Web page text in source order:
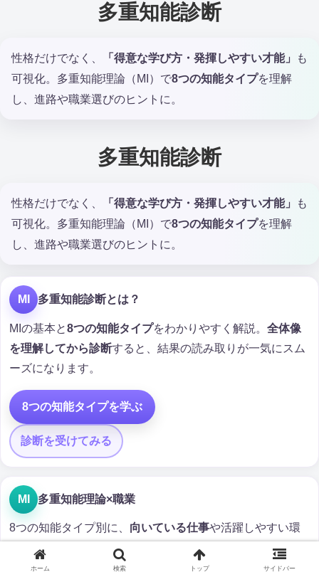
多重知能診断
性格だけでなく、 「得意な学び方・発揮しやすい才能」
も
可視化。多重知能理論（MI）で8つの知能タイプを理解
し、進路や職業選びのヒントに。
多重知能診断
性格だけでなく、 「得意な学び方・発揮しやすい才能」
も
可視化。多重知能理論（MI）で8つの知能タイプを理解
し、進路や職業選びのヒントに。
MI 多重知能診断とは？
MIの基本と8つの知能タイプをわかりやすく解説。 全体像
を理解してから診断すると、結果の読み取りが一気にスム
ーズになります。
8つの知能タイプを学ぶ
診断を受けてみる
MI 多重知能理論×職業
8つの知能タイプ別に、 向いている仕事や活躍しやすい環
境を一覧でチェック。
ホーム 検索 トップ サイドバー